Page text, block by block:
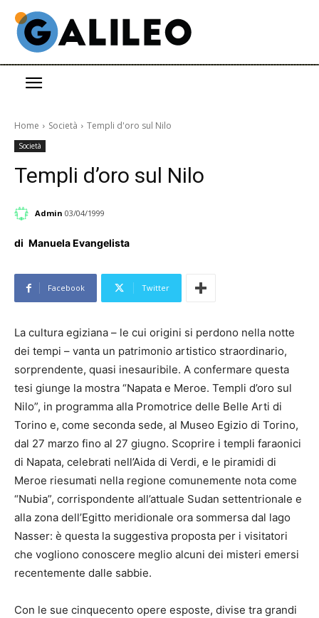
Home Società Templi d'oro sul Nilo
Società
Templi d’oro sul Nilo
Admin 03/04/1999
di Manuela Evangelista
Facebook Twitter
La cultura egiziana – le cui origini si perdono nella notte
dei tempi – vanta un patrimonio artistico straordinario,
sorprendente, quasi inesauribile. A confermare questa
tesi giunge la mostra “Napata e Meroe. Templi d’oro sul
Nilo”, in programma alla Promotrice delle Belle Arti di
Torino e, come seconda sede, al Museo Egizio di Torino,
dal 27 marzo fino al 27 giugno. Scoprire i templi faraonici
di Napata, celebrati nell’Aida di Verdi, e le piramidi di
Meroe riesumati nella regione comunemente nota come
“Nubia”, corrispondente all’attuale Sudan settentrionale e
alla zona dell’Egitto meridionale ora sommersa dal lago
Nasser: è questa la suggestiva proposta per i visitatori
che vogliono conoscere meglio alcuni dei misteri emersi
recentemente dalle sabbie.
Con le sue cinquecento opere esposte, divise tra grandi